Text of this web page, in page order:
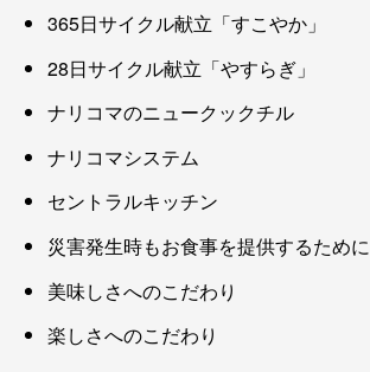
365日サイクル献立「すこやか」
28日サイクル献立「やすらぎ」
ナリコマのニュークックチル
ナリコマシステム
セントラルキッチン
災害発生時もお食事を提供するために
美味しさへのこだわり
楽しさへのこだわり